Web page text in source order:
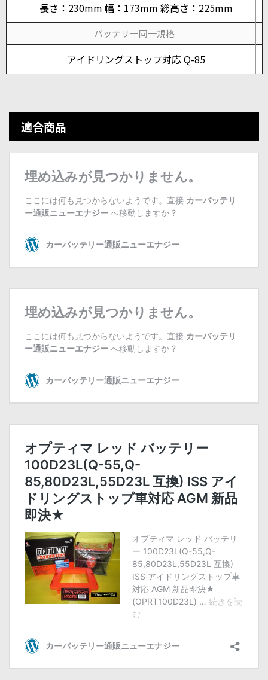
長さ：230mm 幅：173mm 総高さ：225mm
バッテリー同一規格
アイドリングストップ対応 Q-85
適合商品